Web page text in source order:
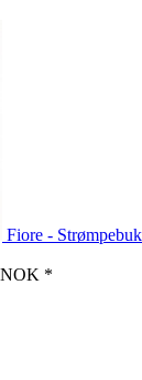
Fiore -
NOK *